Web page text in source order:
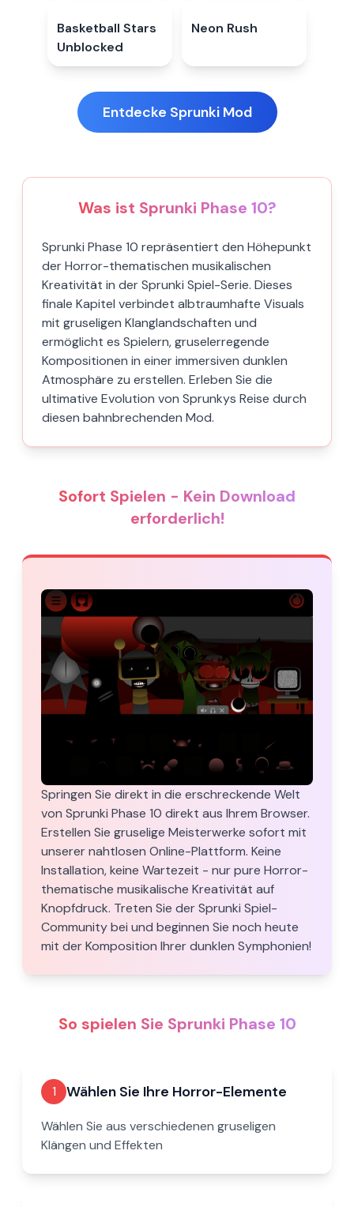
4.8★
Basketball Stars
Unblocked
5.0
Neon Rush
Entdecke Sprunki Mod
Was ist Sprunki Phase 10?
Sprunki Phase 10 repräsentiert den Höhepunkt
der Horror-thematischen musikalischen
Kreativität in der Sprunki Spiel-Serie. Dieses
finale Kapitel verbindet albtraumhafte Visuals
mit gruseligen Klanglandschaften und
ermöglicht es Spielern, gruselerregende
Kompositionen in einer immersiven dunklen
Atmosphäre zu erstellen. Erleben Sie die
ultimative Evolution von Sprunkys Reise durch
diesen bahnbrechenden Mod.
Sofort Spielen - Kein Download
erforderlich!
Springen Sie direkt in die erschreckende Welt
von Sprunki Phase 10 direkt aus Ihrem Browser.
Erstellen Sie gruselige Meisterwerke sofort mit
unserer nahtlosen Online-Plattform. Keine
Installation, keine Wartezeit - nur pure Horror-
thematische musikalische Kreativität auf
Knopfdruck. Treten Sie der Sprunki Spiel-
Community bei und beginnen Sie noch heute
mit der Komposition Ihrer dunklen Symphonien!
So spielen Sie Sprunki Phase 10
1 Wählen Sie Ihre Horror-Elemente
Wählen Sie aus verschiedenen gruseligen
Klängen und Effekten